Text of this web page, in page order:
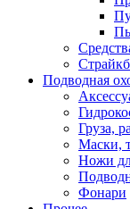
Подводная
Груза,
Маски,
Ножи
Фонари